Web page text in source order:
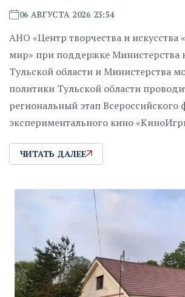
06 АВГУСТА 2026 23:54
АНО «Центр творчества и искусства
мир» при поддержке Министерства
Тульской области и Министерства
политики Тульской области
региональный этап Всероссийского
экспериментального кино
ЧИТАТЬ ДАЛЕЕ